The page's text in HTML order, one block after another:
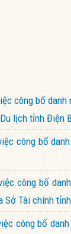
công bố
lịch tỉnh Điện
công bố
công bố
Sở Tài chính
công bố